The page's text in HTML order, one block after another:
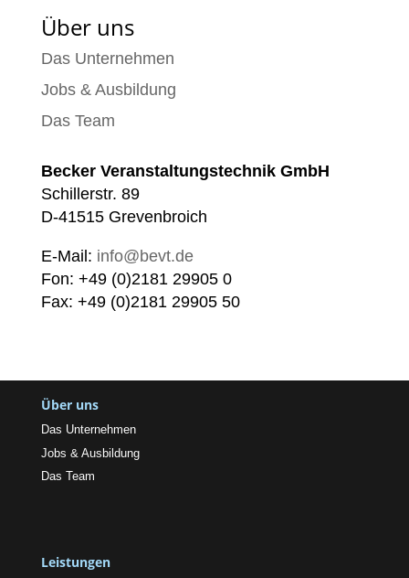
Über uns
Das Unternehmen
Jobs & Ausbildung
Das Team
Becker Veranstaltungstechnik GmbH
Schillerstr. 89
D-41515 Grevenbroich
E-Mail: info@bevt.de
Fon: +49 (0)2181 29905 0
Fax: +49 (0)2181 29905 50
Über uns
Das Unternehmen
Jobs & Ausbildung
Das Team
Leistungen